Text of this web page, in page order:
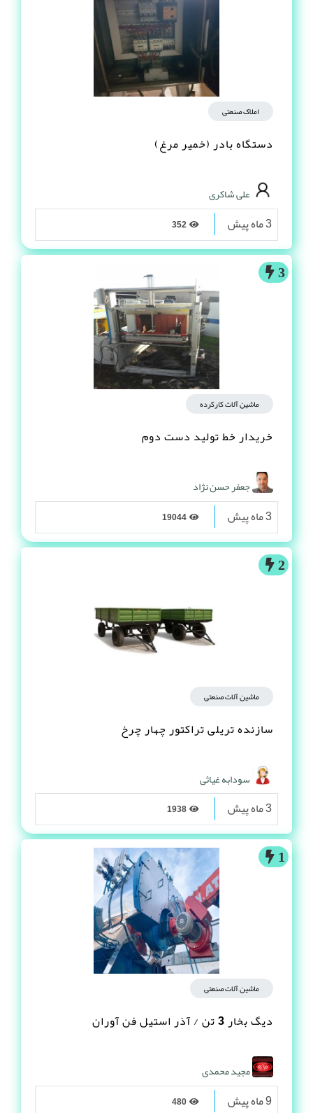
املاک صنعتی
دستگاه بادر (خمیر مرغ)
علی شاکری
3 ماه پیش
3
ماشین آلات کارکرده
خریدار خط تولید دست دوم
جعفر حسن نژاد
3 ماه پیش
2
ماشین آلات صنعتی
سازنده تریلی تراکتور چهار چرخ
سودابه غیاثی
3 ماه پیش
1
ماشین آلات صنعتی
دیگ بخار 3 تن / آذر استیل فن آوران
مجید محمدی
9 ماه پیش